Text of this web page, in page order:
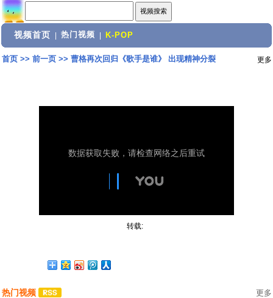
视频首页 热门视频 K-POP
首页>> 前一页>> 曹格再次回归《歌手是谁》 出现精神分裂 更多
转载:
热门视频 更多